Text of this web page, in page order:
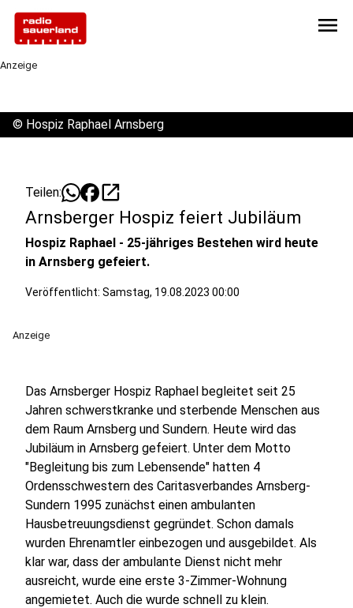
menu
Anzeige
© Hospiz Raphael Arnsberg
Teilen: open_in_new
Arnsberger Hospiz feiert Jubiläum
Hospiz Raphael - 25-jähriges Bestehen wird heute
in Arnsberg gefeiert.
Veröffentlicht: Samstag, 19.08.2023 00:00
Anzeige
Das Arnsberger Hospiz Raphael begleitet seit 25
Jahren schwerstkranke und sterbende Menschen aus
dem Raum Arnsberg und Sundern. Heute wird das
Jubiläum in Arnsberg gefeiert. Unter dem Motto
"Begleitung bis zum Lebensende" hatten 4
Ordensschwestern des Caritasverbandes Arnsberg-
Sundern 1995 zunächst einen ambulanten
Hausbetreuungsdienst gegründet. Schon damals
wurden Ehrenamtler einbezogen und ausgebildet. Als
klar war, dass der ambulante Dienst nicht mehr
ausreicht, wurde eine erste 3-Zimmer-Wohnung
angemietet. Auch die wurde schnell zu klein.